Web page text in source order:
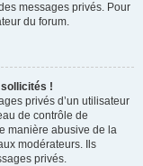
messages privés. Pour
du forum.
!
privés d’un utilisateur
de contrôle de
manière abusive de la
modérateurs. Ils
privés.